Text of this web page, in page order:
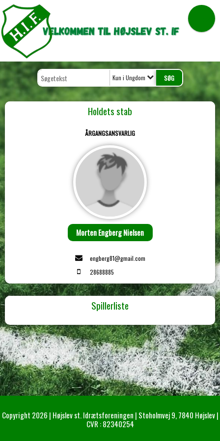
Kun i Ungdom
Holdets stab
ÅRGANGSANSVARLIG
Morten Engberg Nielsen
engberg81@gmail.com
28688885
Spillerliste
Copyright 2026 | Højslev st. Idrætsforeningen | Stoholmvej 9, 7840 Højslev |
CVR : 82340254